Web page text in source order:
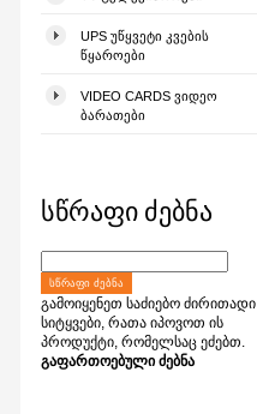
UPS ᲣᲬᲧᲕᲔᲢᲘ ᲙᲕᲔᲑᲘᲡ
ᲬᲧᲐᲠᲝᲔᲑᲘ
VIDEO CARDS ᲕᲘᲓᲔᲝ
ᲑᲐᲠᲐᲗᲔᲑᲘ
სწრაფი ძებნა
ᲡᲬᲠᲐᲤᲘ ᲫᲔᲑᲜᲐ
გამოიყენეთ საძიებო ძირითადი
სიტყვები, რათა იპოვოთ ის
პროდუქტი, რომელსაც ეძებთ.
გაფართოებული ძებნა